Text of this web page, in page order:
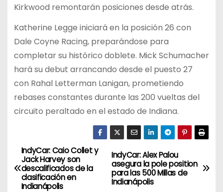
Kirkwood remontarán posiciones desde atrás.
Katherine Legge iniciará en la posición 26 con
Dale Coyne Racing, preparándose para
completar su histórico doblete. Mick Schumacher
hará su debut arrancando desde el puesto 27
con Rahal Letterman Lanigan, prometiendo
rebases constantes durante las 200 vueltas del
circuito peraltado en el estado de Indiana.
N
a
IndyCar: Alex Palou
asegura la pole position
para las 500 Millas de
Indianápolis
IndyCar: Caio Collet y
Jack Harvey son
descalificados de la
clasificación en
Indianápolis